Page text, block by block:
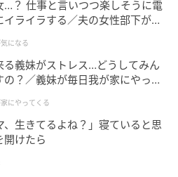
とみる
…？ 仕事と言いつつ楽しそうに電
イライラする／夫の女性部下が気
になる
る義妹がストレス…どうしてみん
の？／義妹が毎日我が家にやって
にやってくる
生きてるよね？」寝ていると思
開けたら